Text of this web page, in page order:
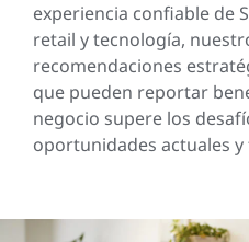
experiencia confiable de
retail y tecnología,
recomendaciones
que pueden reportar
negocio supere los
oportunidades actuales